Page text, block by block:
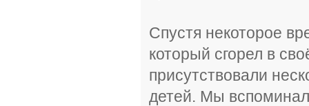
Спустя некоторое
который сгорел в
присутствовали
детей. Мы